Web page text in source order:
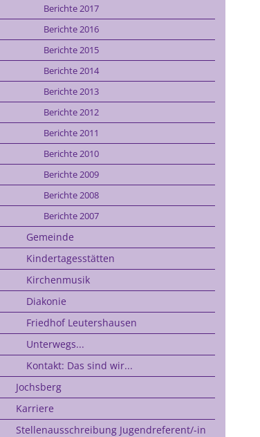
Berichte 2017
Berichte 2016
Berichte 2015
Berichte 2014
Berichte 2013
Berichte 2012
Berichte 2011
Berichte 2010
Berichte 2009
Berichte 2008
Berichte 2007
Gemeinde
Kindertagesstätten
Kirchenmusik
Diakonie
Friedhof Leutershausen
Unterwegs...
Kontakt: Das sind wir...
Jochsberg
Karriere
Stellenausschreibung Jugendreferent/-in